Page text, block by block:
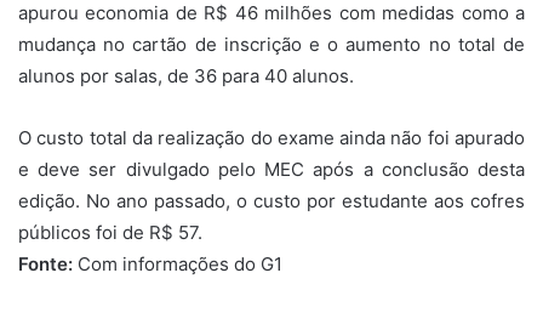
apurou economia de R$ 46 milhões com medidas como a
mudança no cartão de inscrição e o aumento no total de
alunos por salas, de 36 para 40 alunos.
O custo total da realização do exame ainda não foi apurado
e deve ser divulgado pelo MEC após a conclusão desta
edição. No ano passado, o custo por estudante aos cofres
públicos foi de R$ 57.
Fonte: Com informações do G1